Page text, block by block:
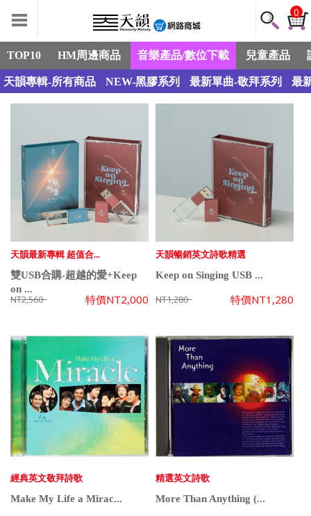
0
TOP10 HM周邊商品 音樂產品/數位下載 兒童產品
天韻專輯-所有商品 NEW-黑膠系列 最新單曲-敬拜系列 最
天韻最新專輯 超值合...
雙USB合購-超越的愛+Keep
on ...
NT2,560 特價NT2,000
天韻暢銷英文詩歌精選
Keep on Singing USB ...
NT1,280 特價NT1,280
經典英文敬拜詩歌
Make My Life a Mirac...
精選英文詩歌
More Than Anything (...